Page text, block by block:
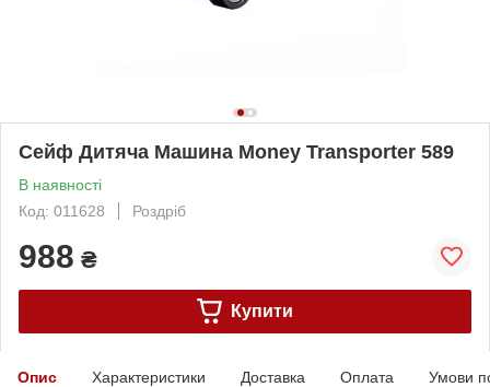
Cейф Дитяча Машина Money Transporter 589
В наявності
Код: 011628
Роздріб
988 ₴
Купити
Опис Характеристики Доставка Оплата Умови